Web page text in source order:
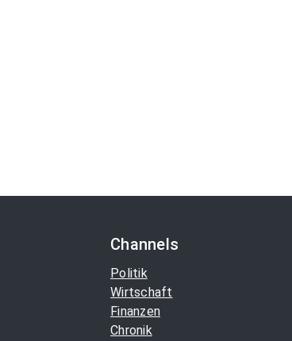
Channels
Politik
Wirtschaft
Finanzen
Chronik